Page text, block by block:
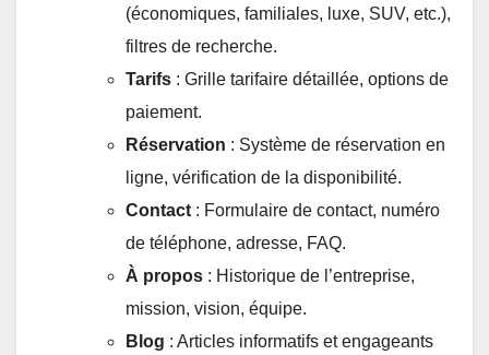
(économiques, familiales, luxe, SUV, etc.),
filtres de recherche.
Tarifs : Grille tarifaire détaillée, options de
paiement.
Réservation : Système de réservation en
ligne, vérification de la disponibilité.
Contact : Formulaire de contact, numéro
de téléphone, adresse, FAQ.
À propos : Historique de l’entreprise,
mission, vision, équipe.
Blog : Articles informatifs et engageants